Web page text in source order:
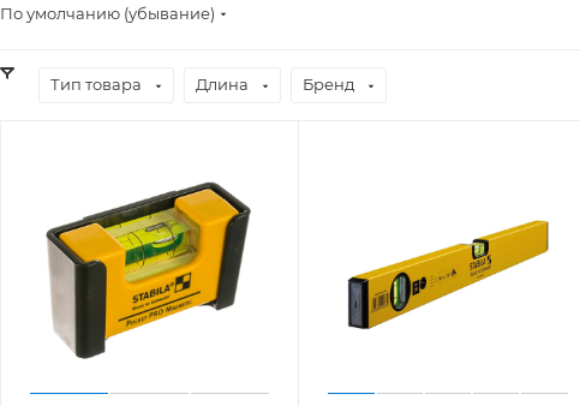
По умолчанию (убывание)
Тип товара Длина Бренд